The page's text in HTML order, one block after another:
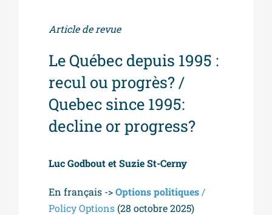
Article de revue
Le Québec depuis 1995 :
recul ou progrès? /
Quebec since 1995:
decline or progress?
Luc Godbout et Suzie St-Cerny
En français ->Options politiques /
Policy Options(28 octobre 2025)